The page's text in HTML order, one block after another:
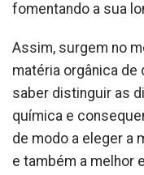
fomentando a sua
Assim, surgem no
matéria orgânica
saber distinguir as
química e
de modo a eleger a
e também a melhor